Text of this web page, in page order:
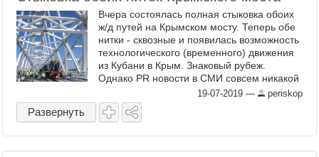
Вчера состоялась полная стыковка обоих
ж/д путей на Крымском мосту. Теперь обе
нитки - сквозные и появилась возможность
технологического (временного) движения
из Кубани в Крым. Знаковый рубеж.
Однако PR новости в СМИ совсем никакой
- так же, как и со стыковкой первого пути.
Т.е. ...
19-07-2019 — periskop
Развернуть